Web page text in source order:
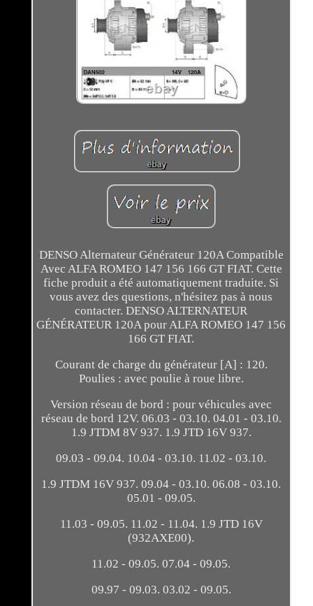
DENSO Alternateur Générateur 120A Compatible
Avec ALFA ROMEO 147 156 166 GT FIAT. Cette
fiche produit a été automatiquement traduite. Si
vous avez des questions, n'hésitez pas à nous
contacter. DENSO ALTERNATEUR
GÉNÉRATEUR 120A pour ALFA ROMEO 147 156
166 GT FIAT.
Courant de charge du générateur [A] : 120.
Poulies : avec poulie à roue libre.
Version réseau de bord : pour véhicules avec
réseau de bord 12V. 06.03 - 03.10. 04.01 - 03.10.
1.9 JTDM 8V 937. 1.9 JTD 16V 937.
09.03 - 09.04. 10.04 - 03.10. 11.02 - 03.10.
1.9 JTDM 16V 937. 09.04 - 03.10. 06.08 - 03.10.
05.01 - 09.05.
11.03 - 09.05. 11.02 - 11.04. 1.9 JTD 16V
(932AXE00).
11.02 - 09.05. 07.04 - 09.05.
09.97 - 09.03. 03.02 - 09.05.